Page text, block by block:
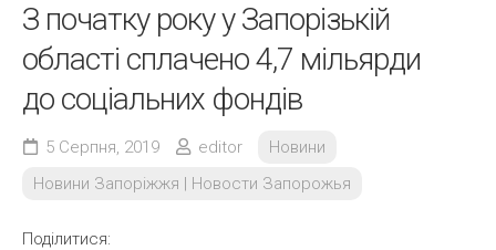
З початку року у Запорізькій
області сплачено 4,7 мільярди
до соціальних фондів
5 Серпня, 2019 editor
Новини
Новини Запоріжжя | Новости Запорожья
Поділитися: